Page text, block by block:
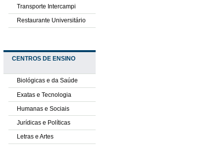
Transporte Intercampi
Restaurante Universitário
CENTROS DE ENSINO
Biológicas e da Saúde
Exatas e Tecnologia
Humanas e Sociais
Jurídicas e Políticas
Letras e Artes